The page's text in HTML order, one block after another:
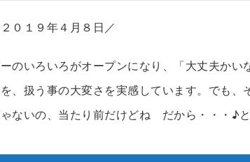
０１９年４月８日／
のいろいろがオープンになり、「大丈夫か
、扱う事の大変さを実感しています。でも、
ないの、当たり前だけどね だから・・・♪